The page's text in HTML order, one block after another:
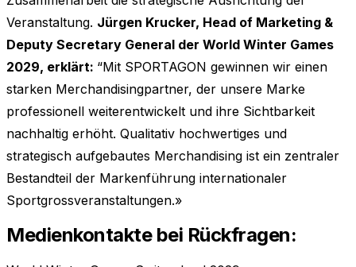
Veranstaltung. Jürgen Krucker, Head of Marketing &
Deputy Secretary General der World Winter Games
2029, erklärt: “Mit SPORTAGON gewinnen wir einen
starken Merchandisingpartner, der unsere Marke
professionell weiterentwickelt und ihre Sichtbarkeit
nachhaltig erhöht. Qualitativ hochwertiges und
strategisch aufgebautes Merchandising ist ein zentraler
Bestandteil der Markenführung internationaler
Sportgrossveranstaltungen.»
Medienkontakte bei Rückfragen: